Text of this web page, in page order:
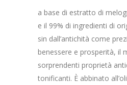
a base di estratto di
e il 99% di ingredienti di
sin dall’antichità come
benessere e prosperità, il
sorprendenti proprietà
tonificanti. È abbinato